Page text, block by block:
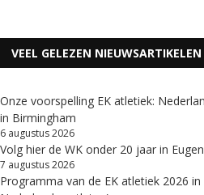
VEEL GELEZEN NIEUWSARTIKELEN
Onze voorspelling EK atletiek:
in Birmingham
6 augustus 2026
Volg hier de WK onder 20 jaar in
7 augustus 2026
Programma van de EK atletiek 2026